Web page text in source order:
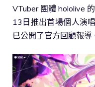
VTuber 團體 hololive
13日推出首場個人演
已公開了官方回顧報導